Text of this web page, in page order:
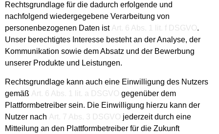
Rechtsgrundlage für die dadurch erfolgende und
nachfolgend wiedergegebene Verarbeitung von
personenbezogenen Daten ist Art. 6 Abs. 1 lit. f DSGVO.
Unser berechtigtes Interesse besteht an der Analyse, der
Kommunikation sowie dem Absatz und der Bewerbung
unserer Produkte und Leistungen.
Rechtsgrundlage kann auch eine Einwilligung des Nutzers
gemäß Art. 6 Abs. 1 lit. a DSGVO gegenüber dem
Plattformbetreiber sein. Die Einwilligung hierzu kann der
Nutzer nach Art. 7 Abs. 3 DSGVO jederzeit durch eine
Mitteilung an den Plattformbetreiber für die Zukunft